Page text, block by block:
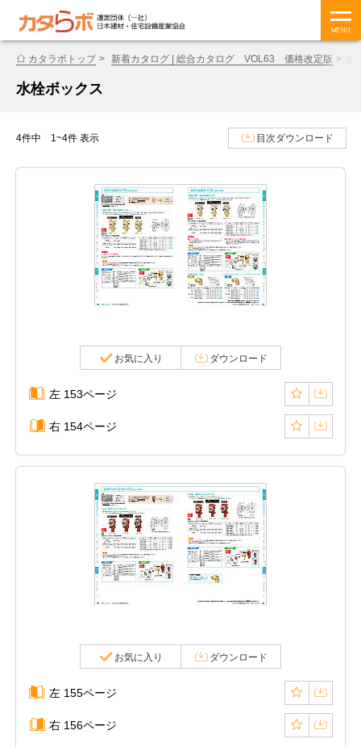
MENU
カタラボトップ 新着カタログ | 総合カタログ VOL63 価格改定版
水栓ボックス
4件中 1~4件 表示 目次ダウンロード
お気に入り ダウンロード
左 153ページ
右 154ページ
お気に入り ダウンロード
左 155ページ
右 156ページ